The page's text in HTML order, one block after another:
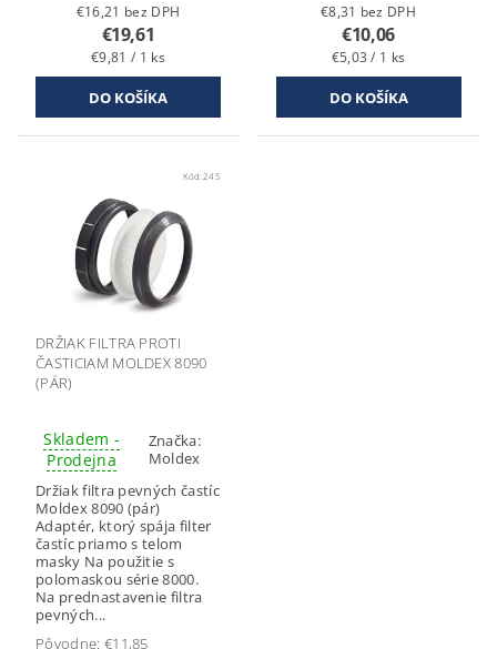
€16,21 bez DPH
€19,61
€9,81 / 1 ks
€8,31 bez DPH
€10,06
€5,03 / 1 ks
Kód:245
DRŽIAK FILTRA PROTI
ČASTICIAM MOLDEX 8090
(PÁR)
Skladem -
Prodejna
Značka:
Moldex
Držiak filtra pevných častíc
Moldex 8090 (pár)
Adaptér, ktorý spája filter
častíc priamo s telom
masky Na použitie s
polomaskou série 8000.
Na prednastavenie filtra
pevných...
Pôvodne: €11,85